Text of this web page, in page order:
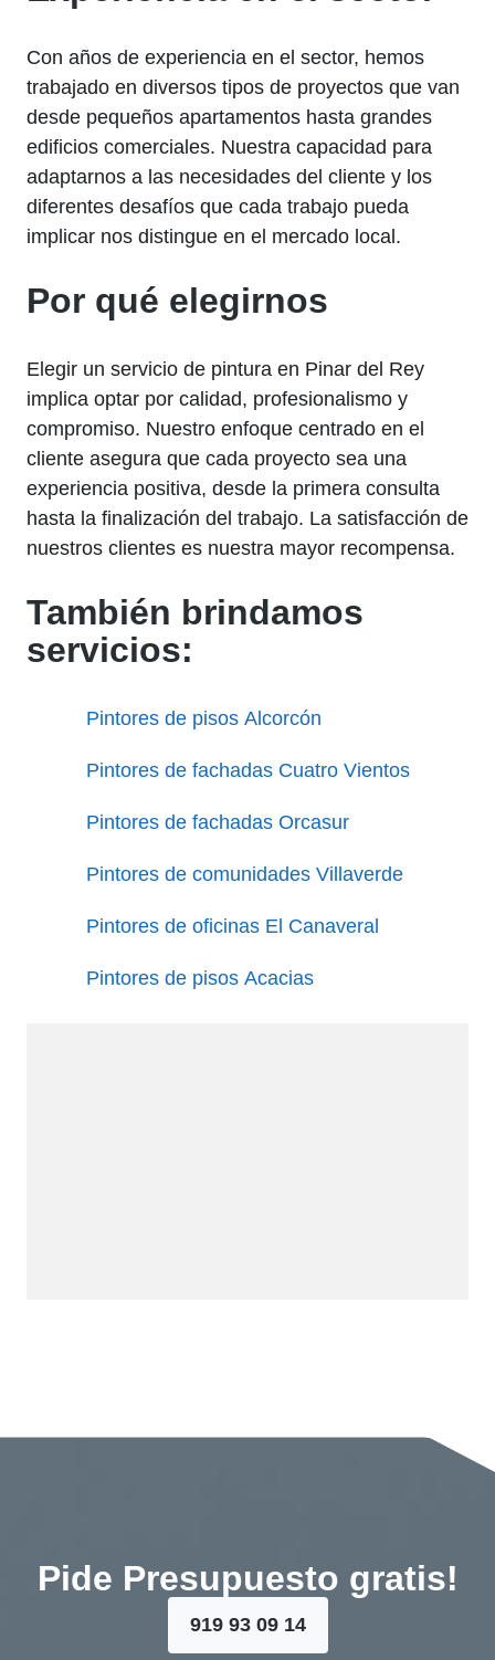
Con años de experiencia en el sector, hemos
trabajado en diversos tipos de proyectos que van
desde pequeños apartamentos hasta grandes
edificios comerciales. Nuestra capacidad para
adaptarnos a las necesidades del cliente y los
diferentes desafíos que cada trabajo pueda
implicar nos distingue en el mercado local.
Por qué elegirnos
Elegir un servicio de pintura en Pinar del Rey
implica optar por calidad, profesionalismo y
compromiso. Nuestro enfoque centrado en el
cliente asegura que cada proyecto sea una
experiencia positiva, desde la primera consulta
hasta la finalización del trabajo. La satisfacción de
nuestros clientes es nuestra mayor recompensa.
También brindamos
servicios:
Pintores de pisos Alcorcón
Pintores de fachadas Cuatro Vientos
Pintores de fachadas Orcasur
Pintores de comunidades Villaverde
Pintores de oficinas El Canaveral
Pintores de pisos Acacias
Pide Presupuesto gratis!
919 93 09 14